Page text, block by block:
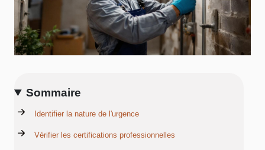
Sommaire
Identifier la nature de l'urgence
Vérifier les certifications professionnelles